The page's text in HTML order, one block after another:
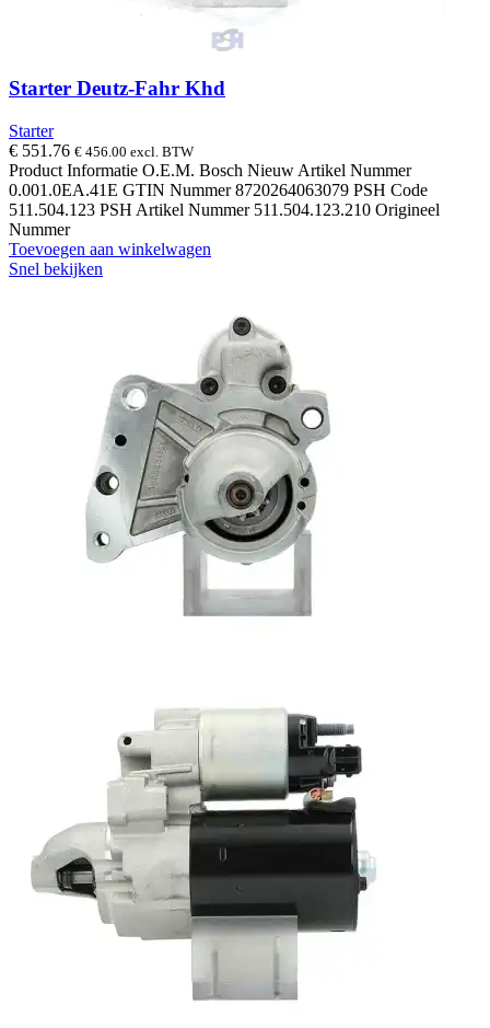
Starter Deutz-Fahr Khd
Starter
€ 551.76 € 456.00 excl. BTW
Product Informatie O.E.M. Bosch Nieuw Artikel Nummer
0.001.0EA.41E GTIN Nummer 8720264063079 PSH Code
511.504.123 PSH Artikel Nummer 511.504.123.210 Origineel
Nummer
Toevoegen aan winkelwagen
Snel bekijken